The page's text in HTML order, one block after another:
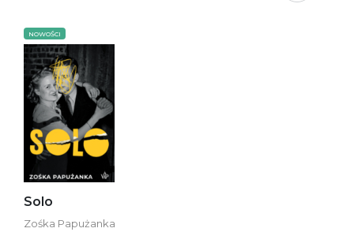
NOWOŚCI
Solo
Zośka Papużanka